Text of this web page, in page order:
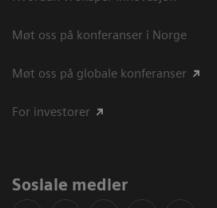
Møt oss på konferanser i Norge
Møt oss på globale konferanser
For investorer
Sosiale medier